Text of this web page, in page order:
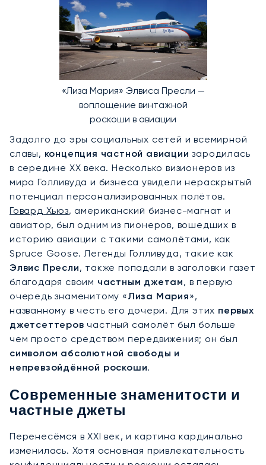
«Лиза Мария» Элвиса Пресли —
воплощение винтажной
роскоши в авиации
Задолго до эры социальных сетей и всемирной
славы, концепция частной авиации зародилась
в середине XX века. Несколько визионеров из
мира Голливуда и бизнеса увидели нераскрытый
потенциал персонализированных полётов.
Говард Хьюз, американский бизнес-магнат и
авиатор, был одним из пионеров, вошедших в
историю авиации с такими самолётами, как
Spruce Goose. Легенды Голливуда, такие как
Элвис Пресли, также попадали в заголовки газет
благодаря своим частным джетам, в первую
очередь знаменитому «Лиза Мария»,
названному в честь его дочери. Для этих первых
джетсеттеров частный самолёт был больше
чем просто средством передвижения; он был
символом абсолютной свободы и
непревзойдённой роскоши.
Современные знаменитости и
частные джеты
Перенесёмся в XXI век, и картина кардинально
изменилась. Хотя основная привлекательность